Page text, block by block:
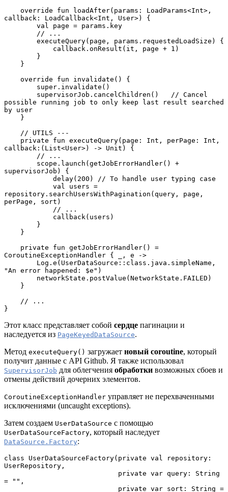
callback: LoadCallback<Int, User>) {
        val page = params.key
        // ...
        executeQuery(page, params.requestedLoadSize) {
            callback.onResult(it, page + 1)
        }
    }
    override fun invalidate() {
        super.invalidate()
possible running job to only keep last result searched
by user
    }
    // UTILS ---
callback:(List<User>) -> Unit) {
        // ...
supervisorJob) {
            delay(200) // To handle user typing case
repository.searchUsersWithPagination(query, page,
perPage, sort)
            // ...
            callback(users)
        }
    }
CoroutineExceptionHandler { _, e ->
"An error happened: $e")
        networkState.postValue(NetworkState.FAILED)
    }
    // ...
}
Этот класс представляет собой сердце пагинации и
наследуется из PageKeyedDataSource.
Метод executeQuery() загружает новый coroutine, который
получит данные с API Github. Я также использовал
SupervisorJob для облегчения обработки возможных сбоев и
отмены действий дочерних элементов.
CoroutineExceptionHandler управляет не перехваченными
исключениями (uncaught exceptions).
Затем создаем UserDataSource с помощью
UserDataSourceFactory, который наследует
DataSource.Factory:
class UserDataSourceFactory(private val repository:
UserRepository,
= "",